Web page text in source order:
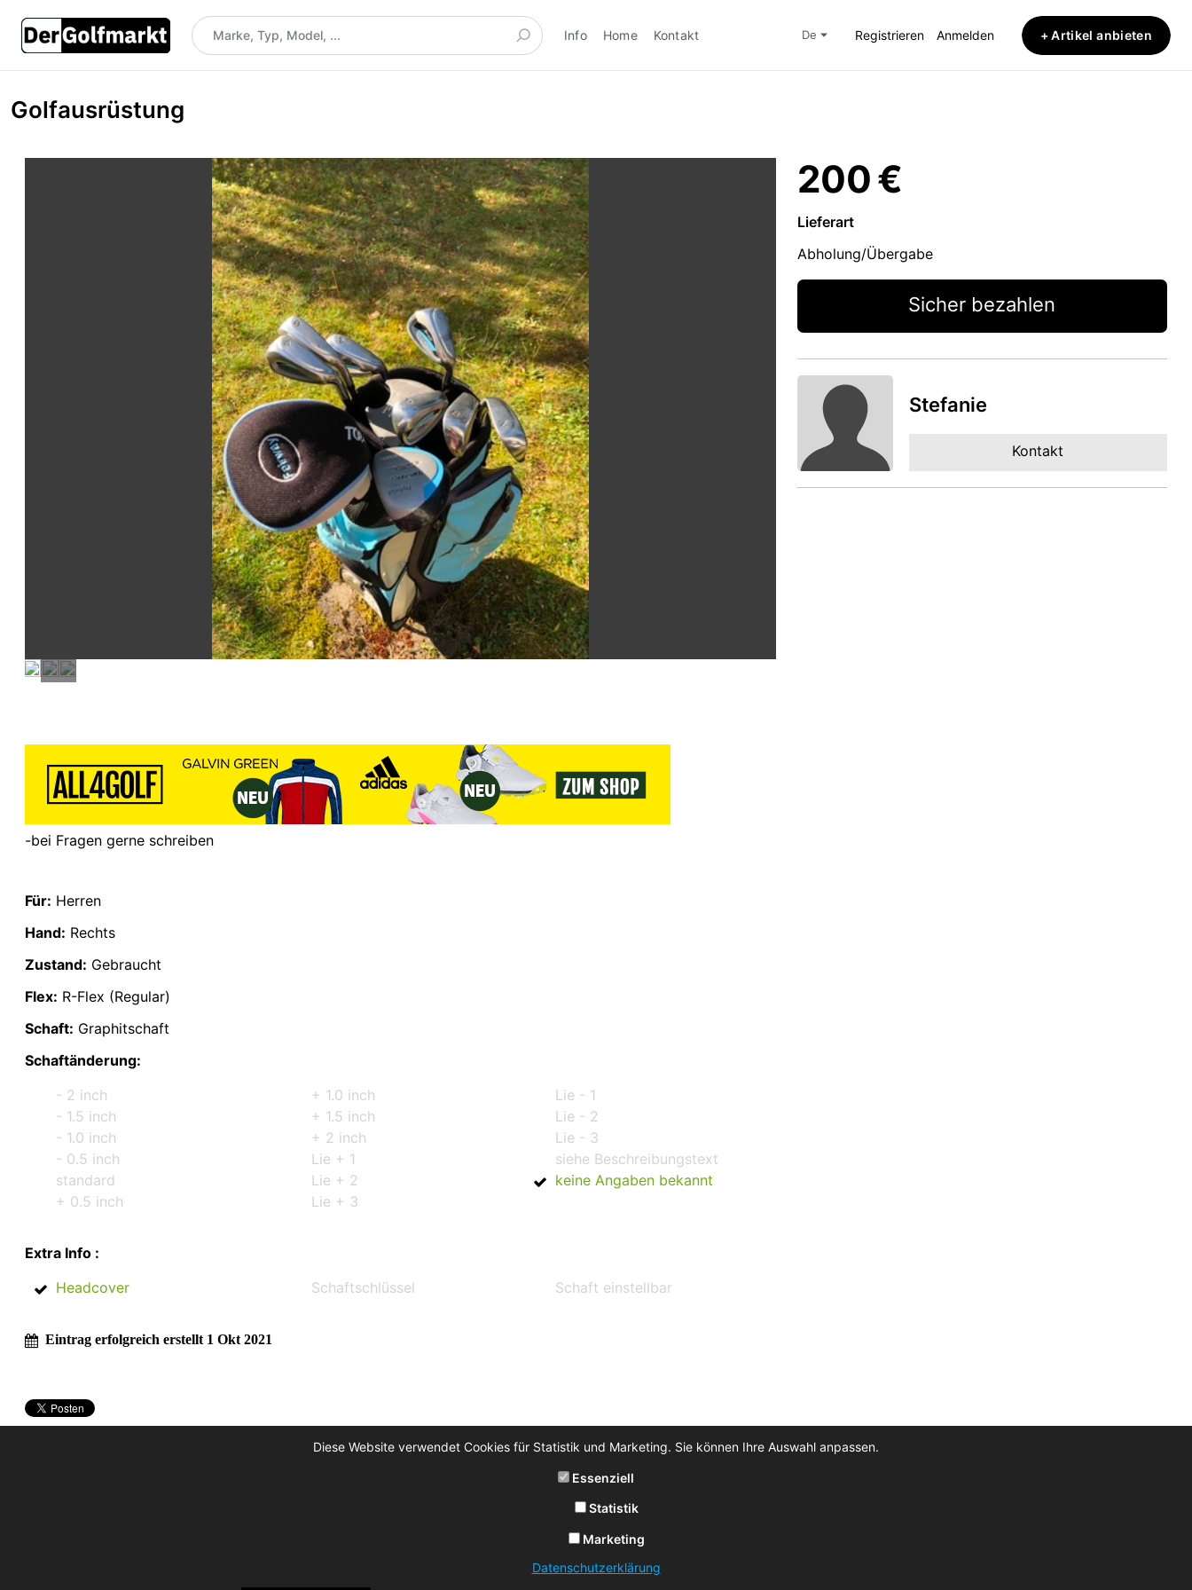
Info Home Kontakt de Registrieren Anmelden + Artikel anbieten
Golfausrüstung
-bei Fragen gerne schreiben
Für: Herren
Hand: Rechts
Zustand: Gebraucht
Flex: R-Flex (Regular)
Schaft: Graphitschaft
Schaftänderung:
- 2 inch
- 1.5 inch
- 1.0 inch
- 0.5 inch
standard
+ 0.5 inch
+ 1.0 inch
+ 1.5 inch
+ 2 inch
Lie + 1
Lie + 2
Lie + 3
Lie - 1
Lie - 2
Lie - 3
siehe Beschreibungstext
keine Angaben bekannt
Extra Info :
Headcover
Schaftschlüssel Schaft einstellbar
Eintrag erfolgreich erstellt 1 Okt 2021
200 €
Lieferart
Abholung/Übergabe
Sicher bezahlen
Stefanie
Kontakt
Diese Website verwendet Cookies für Statistik und Marketing. Sie können Ihre Auswahl anpassen.
Essenziell
Statistik
Marketing
Datenschutzerklärung